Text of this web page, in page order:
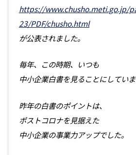
https://www.chusho.meti.go.jp/
23/PDF/chusho.html
が公表されました。
毎年、この時期、いつも
中小企業白書を見ることにしていま
昨年の白書のポイントは、
ポストコロナを見据えた
中小企業の事業力アップでした。